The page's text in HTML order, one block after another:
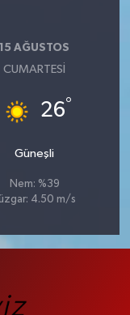
15 AĞUSTOS
CUMARTESI
26°
Güneşli
Nem: %39
4.50 m/s